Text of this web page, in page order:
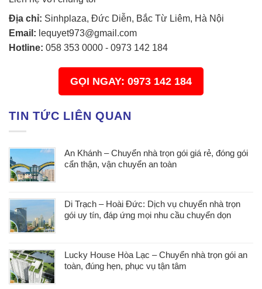
Địa chỉ: Sinhplaza, Đức Diễn, Bắc Từ Liêm, Hà Nội
Email: lequyet973@gmail.com
Hotline: 058 353 0000 - 0973 142 184
GỌI NGAY: 0973 142 184
TIN TỨC LIÊN QUAN
An Khánh – Chuyển nhà trọn gói giá rẻ, đóng gói
cẩn thận, vận chuyển an toàn
Di Trạch – Hoài Đức: Dịch vụ chuyển nhà trọn
gói uy tín, đáp ứng mọi nhu cầu chuyển dọn
Lucky House Hòa Lạc – Chuyển nhà trọn gói an
toàn, đúng hẹn, phục vụ tận tâm